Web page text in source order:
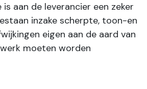
aan de leverancier een zeker
inzake scherpte, toon-en
eigen aan de aard van
moeten worden